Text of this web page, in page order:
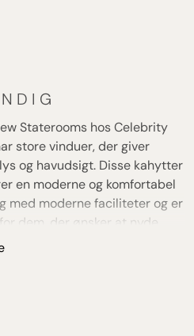
Staterooms hos Celebrity
store vinduer, der giver
og havudsigt. Disse kahytter
en moderne og komfortabel
med moderne faciliteter og er
dem, der ønsker at nyde
deres rejse.